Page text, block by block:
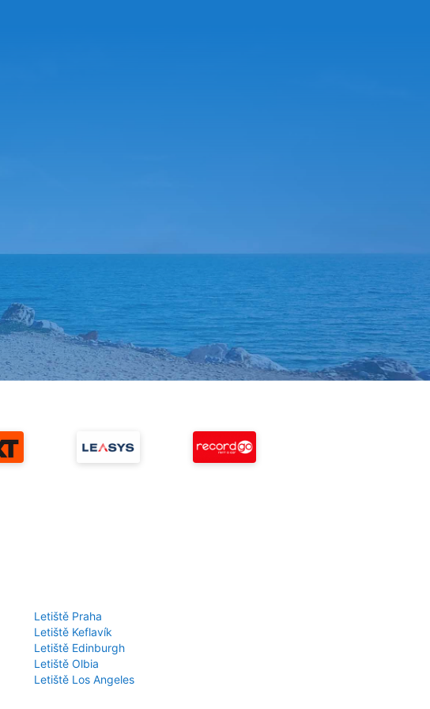
Letiště Praha
Letiště Keflavík
Letiště Edinburgh
Letiště Olbia
Letiště Los Angeles